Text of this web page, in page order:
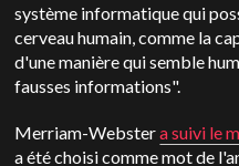
système informatique qui
cerveau humain, comme la
d'une manière qui semble
fausses informations".
Merriam-Webstera suivi le
a été choisi comme mot de